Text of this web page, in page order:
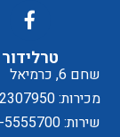
ל
שחם 6, כרמיאל
מכירות: 077-2307950
שירות: 077-5555700